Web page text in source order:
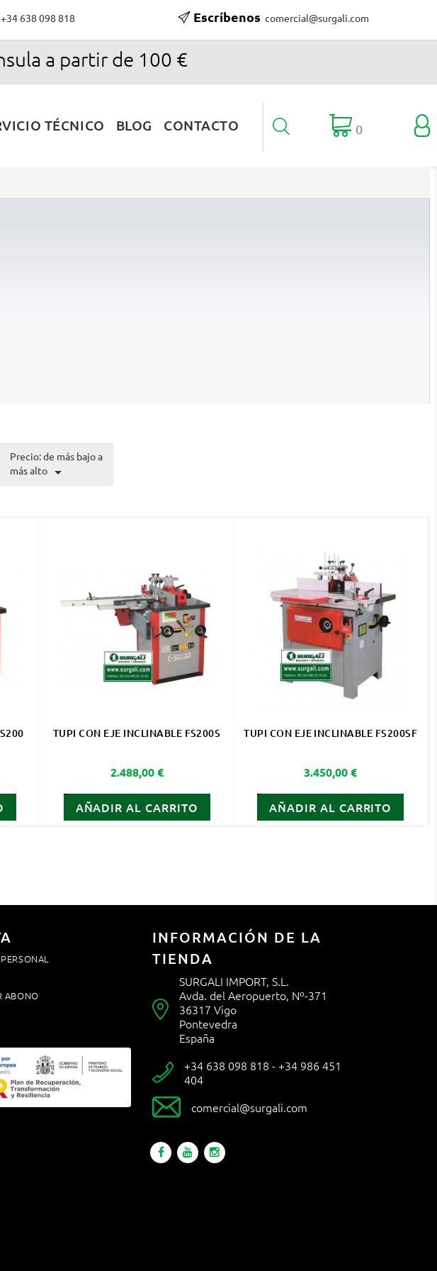
+34 638 098 818 Escríbenos comercial@surgali.com
a partir de 100 €
TÉCNICO BLOG CONTACTO   0
Precio: de más bajo a
más alto 
TUPI CON EJE INCLINABLE FS200S
Precio
2.488,00 €
AÑADIR AL CARRITO
TUPI CON EJE INCLINABLE FS200SF
Precio
3.450,00 €
AÑADIR AL CARRITO
ABONO
INFORMACIÓN DE LA
TIENDA

SURGALI IMPORT, S.L.
Avda. del Aeropuerto, Nº-371
36317 Vigo
Pontevedra
España

+34 638 098 818 - +34 986 451
404
 comercial@surgali.com